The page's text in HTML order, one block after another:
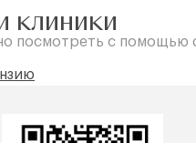
клиники
посмотреть с помощью